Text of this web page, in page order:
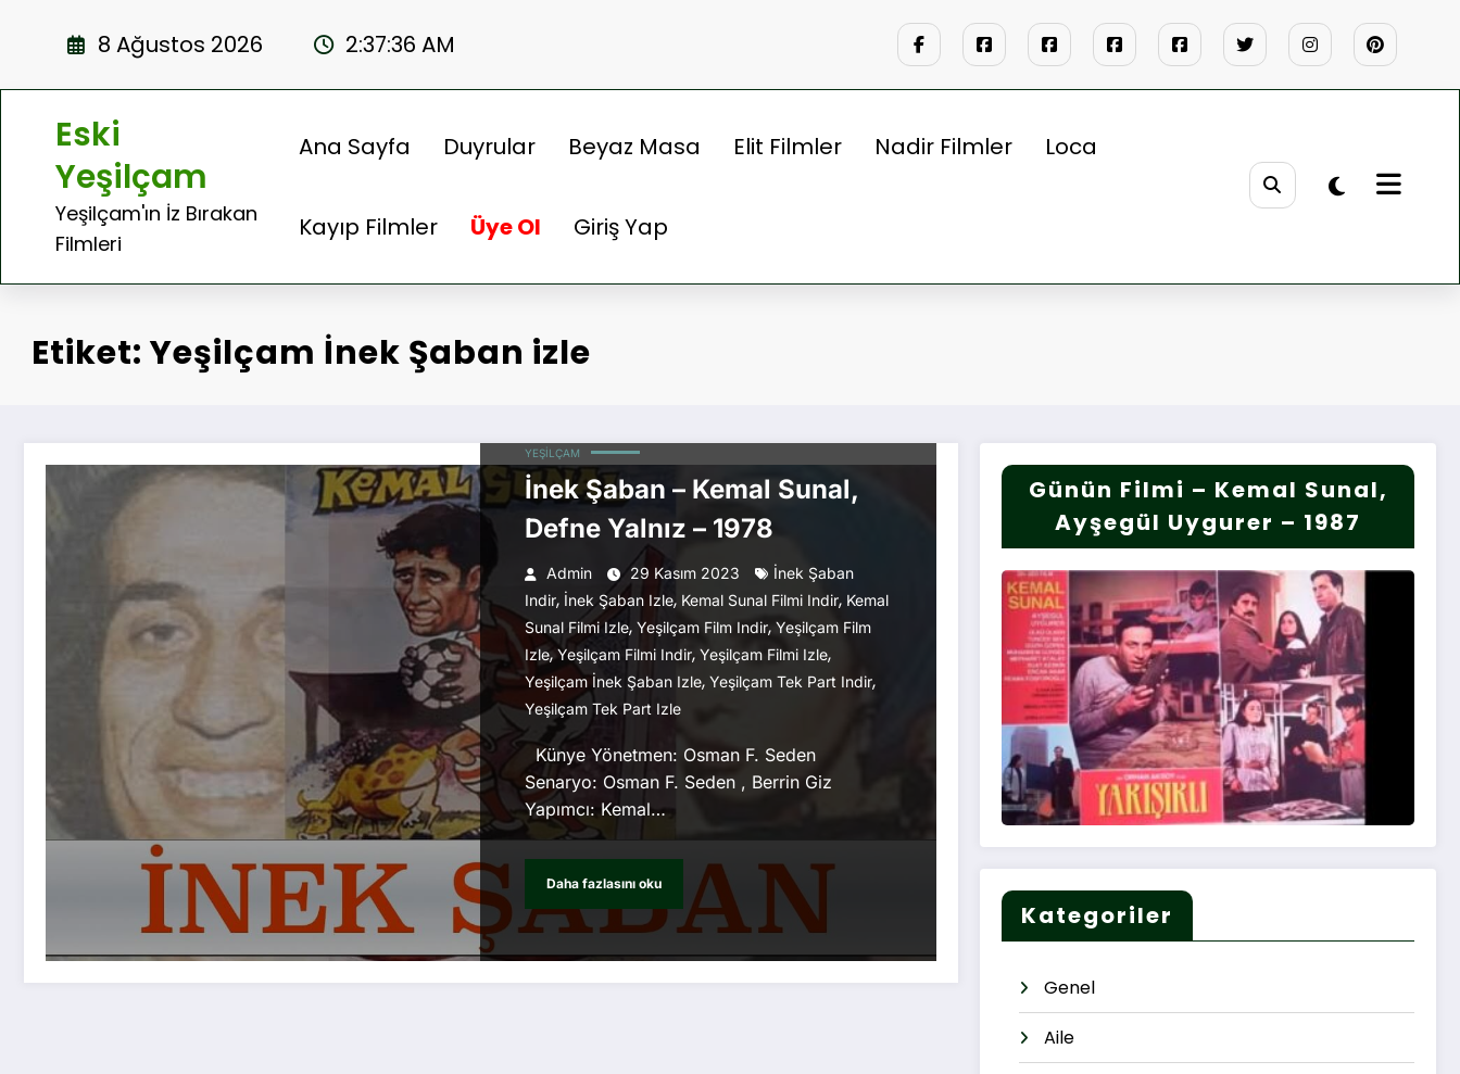
8 Ağustos 2026 2:37:36 AM
Eski
Yeşilçam
Yeşilçam'ın İz Bırakan
Filmleri
Ana Sayfa Duyrular Beyaz Masa Elit Filmler Nadir Filmler Loca
Kayıp Filmler Üye Ol Giriş Yap
Etiket: Yeşilçam İnek Şaban izle
YEŞILÇAM
İnek Şaban – Kemal Sunal,
Defne Yalnız – 1978
Admin 29 Kasım 2023
İnek Şaban
Indir, İnek Şaban Izle, Kemal Sunal Filmi Indir, Kemal
Sunal Filmi Izle, Yeşilçam Film Indir, Yeşilçam Film
Izle,Yeşilçam Filmi Indir, Yeşilçam Filmi Izle,
Yeşilçam İnek Şaban Izle, Yeşilçam Tek Part Indir,
Yeşilçam Tek Part Izle
Künye Yönetmen: Osman F. Seden
Senaryo: Osman F. Seden , Berrin Giz
Yapımcı: Kemal…
Daha fazlasını oku
Günün Filmi – Kemal Sunal,
Ayşegül Uygurer – 1987
Kategoriler
Genel
Aile